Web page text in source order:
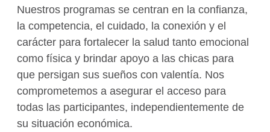
Nuestros programas se centran en la confianza,
la competencia, el cuidado, la conexión y el
carácter para fortalecer la salud tanto emocional
como física y brindar apoyo a las chicas para
que persigan sus sueños con valentía. Nos
comprometemos a asegurar el acceso para
todas las participantes, independientemente de
su situación económica.